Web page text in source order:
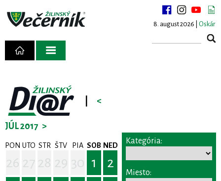
8. august 2026 | Oskár
<
JÚL 2017 >
PON UTO STR ŠTV PIA SOB NED
1
2
Kategória:
Miesto: